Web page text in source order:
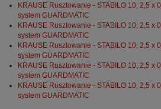
KRAUSE Rusztowanie - STABILO 10; 2,5 x
system GUARDMATIC
KRAUSE Rusztowanie - STABILO 10; 2,5 x
system GUARDMATIC
KRAUSE Rusztowanie - STABILO 10; 2,5 x
system GUARDMATIC
KRAUSE Rusztowanie - STABILO 10; 2,5 x
system GUARDMATIC
KRAUSE Rusztowanie - STABILO 10; 2,5 x
system GUARDMATIC